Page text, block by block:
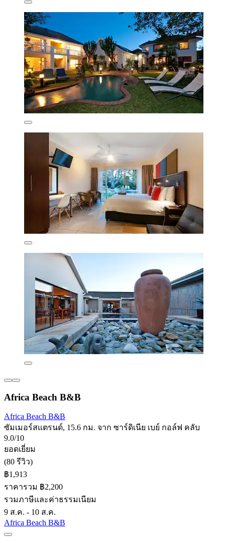
Africa Beach B&B
Africa Beach B&B
ซัมเมอร์สแตรนด์, 15.6 กม. จาก ซาร์ดิเนีย เบย์ กอล์ฟ คลับ
9.0/10
ยอดเยี่ยม
(80 รีวิว)
฿1,913
ราคารวม ฿2,200
รวมภาษีและค่าธรรมเนียม
9 ส.ค. - 10 ส.ค.
Africa Beach B&B